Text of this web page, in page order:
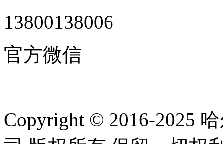
13800138006
官方微信
Copyright © 2016-2025